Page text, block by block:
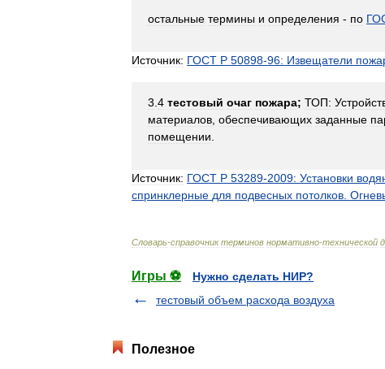
остальные термины и определения - по
Источник: ГОСТ Р 50898-96: Извещатели
3 4 тестовый очаг пожара; ТОП:
материалов обеспечивающих заданные
помещении
Источник: ГОСТ Р 53289-2009: Установки
спринклерные для подвесных потолков
Словарь-справочник терминов нормативно-технической
Игры ⚽
Нужно сделать НИР?
тестовый объем расхода воздуха
Полезное